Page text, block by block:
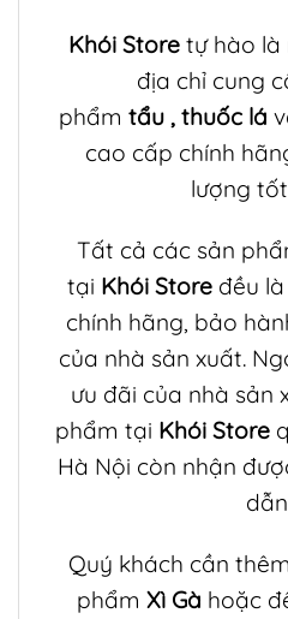
Khói Store tự hào là
địa chỉ cung
phẩm tẩu, thuốc lá
cao cấp chính
lượng
Tất cả các sản
tại Khói Stoređều là
chính hãng, bảo
của nhà sản xuất.
ưu đãi của nhà sản
phẩm tại Khói Store
Hà Nội còn nhận
Quý khách cần
phẩm Xì Gà hoặc